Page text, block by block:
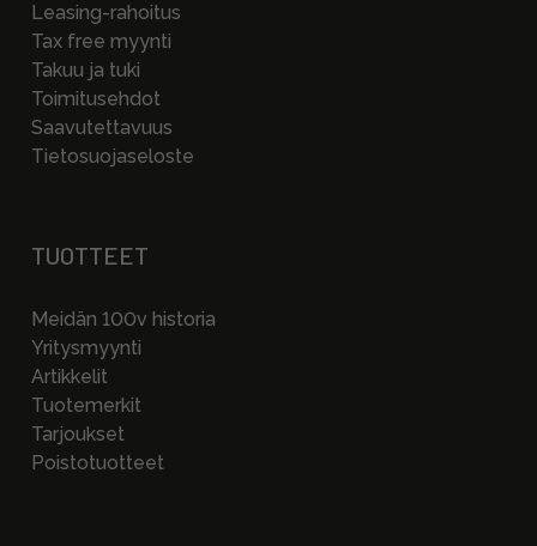
Leasing-rahoitus
Tax free myynti
Takuu ja tuki
Toimitusehdot
Saavutettavuus
Tietosuojaseloste
TUOTTEET
Meidän 100v historia
Yritysmyynti
Artikkelit
Tuotemerkit
Tarjoukset
Poistotuotteet